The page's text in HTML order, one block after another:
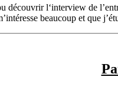
découvrir l‘interview de
beaucoup et que